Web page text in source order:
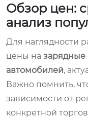
Обзор цен:
анализ
Для наглядности
цены на зарядные
автомобилей,
Важно помнить,
зависимости от
конкретной